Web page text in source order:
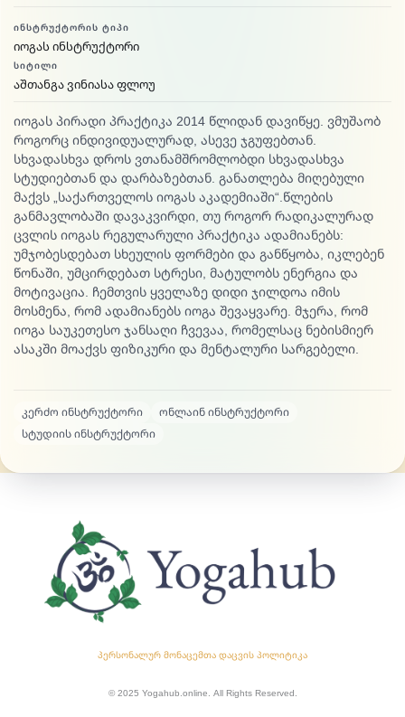
ᲘᲜᲡᲢᲠᲣᲥᲢᲝᲠᲘᲡ ᲢᲘᲞᲘ
იოგას ინსტრუქტორი
ᲡᲘᲢᲘᲚᲘ
აშთანგა ვინიასა ფლოუ
იოგას პირადი პრაქტიკა 2014 წლიდან დავიწყე. ვმუშაობ
როგორც ინდივიდუალურად, ასევე ჯგუფებთან.
სხვადასხვა დროს ვთანამშრომლობდი სხვადასხვა
სტუდიებთან და დარბაზებთან. განათლება მიღებული
მაქვს „საქართველოს იოგას აკადემიაში“.წლების
განმავლობაში დავაკვირდი, თუ როგორ რადიკალურად
ცვლის იოგას რეგულარული პრაქტიკა ადამიანებს:
უმჯობესდებათ სხეულის ფორმები და განწყობა, იკლებენ
წონაში, უმცირდებათ სტრესი, მატულობს ენერგია და
მოტივაცია. ჩემთვის ყველაზე დიდი ჯილდოა იმის
მოსმენა, რომ ადამიანებს იოგა შევაყვარე. მჯერა, რომ
იოგა საუკეთესო ჯანსაღი ჩვევაა, რომელსაც ნებისმიერ
ასაკში მოაქვს ფიზიკური და მენტალური სარგებელი.
კერძო ინსტრუქტორი
ონლაინ ინსტრუქტორი
სტუდიის ინსტრუქტორი
პერსონალურ მონაცემთა დაცვის პოლიტიკა
© 2025 Yogahub.online. All Rights Reserved.